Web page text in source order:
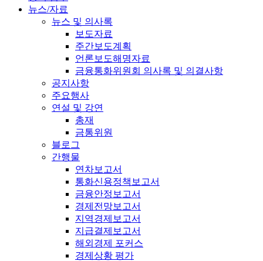
뉴스/자료
뉴스 및 의사록
보도자료
주간보도계획
언론보도해명자료
금융통화위원회 의사록 및 의결사항
공지사항
주요행사
연설 및 강연
총재
금통위원
블로그
간행물
연차보고서
통화신용정책보고서
금융안정보고서
경제전망보고서
지역경제보고서
지급결제보고서
해외경제 포커스
경제상황 평가